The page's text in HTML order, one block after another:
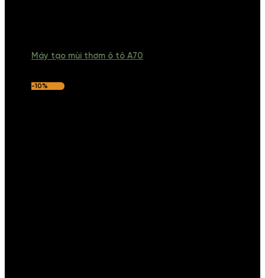
Máy tạo mùi thơm ô tô A70
-10%